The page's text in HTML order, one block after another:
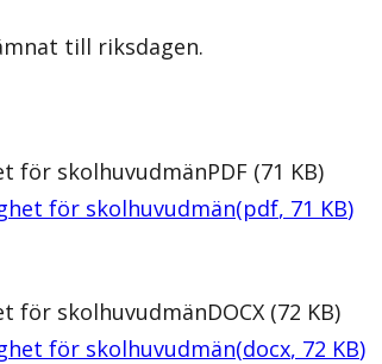
till riksdagen.
för skolhuvudmänPDF (71 KB)
för skolhuvudmän(pdf, 71 KB)
för skolhuvudmänDOCX (72 KB)
för skolhuvudmän(docx, 72 KB)